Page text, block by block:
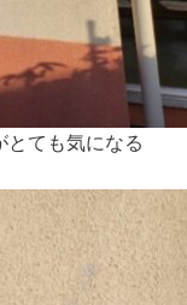
とても気になる